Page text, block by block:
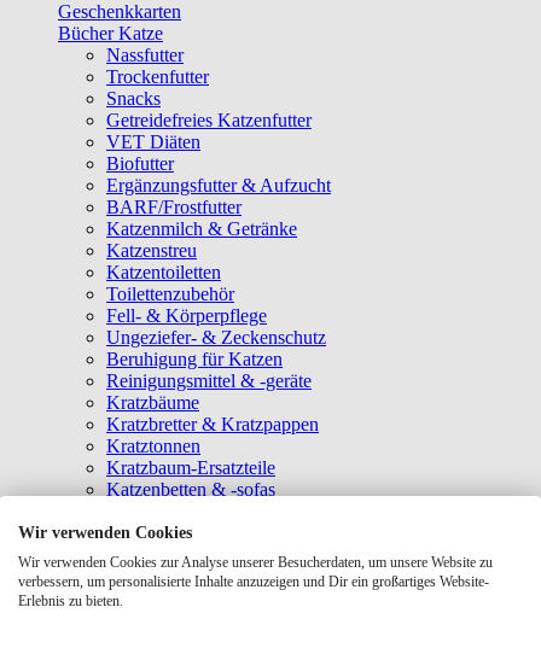
Geschenkkarten
Bücher Katze
Nassfutter
Trockenfutter
Snacks
Getreidefreies Katzenfutter
VET Diäten
Biofutter
Ergänzungsfutter & Aufzucht
BARF/Frostfutter
Katzenmilch & Getränke
Katzenstreu
Katzentoiletten
Toilettenzubehör
Fell- & Körperpflege
Ungeziefer- & Zeckenschutz
Beruhigung für Katzen
Reinigungsmittel & -geräte
Kratzbäume
Kratzbretter & Kratzpappen
Kratztonnen
Kratzbaum-Ersatzteile
Katzenbetten & -sofas
Katzenhäuser
Hängematten & Fensterliegeplätze
Katzendecken & -matten
Baldrian- & Catnipspielzeug
Wir verwenden Cookies
Wir verwenden Cookies zur Analyse unserer Besucherdaten, um unsere Website zu
verbessern, um personalisierte Inhalte anzuzeigen und Dir ein großartiges Website-
Erlebnis zu bieten.